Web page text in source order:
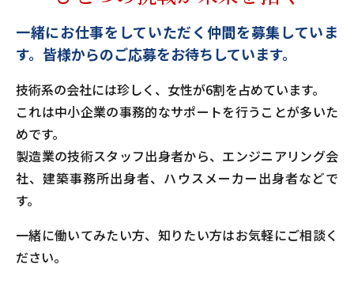
一緒にお仕事をしていただく仲間を募集していま
す。 皆様からのご応募をお待ちしています。
技術系の会社には珍しく、女性が6割を占めています。
これは中小企業の事務的なサポートを行うことが多いた
めです。
製造業の技術スタッフ出身者から、エンジニアリング会
社、建築事務所出身者、ハウスメーカー出身者などで
す。
一緒に働いてみたい方、知りたい方はお気軽にご相談く
ださい。